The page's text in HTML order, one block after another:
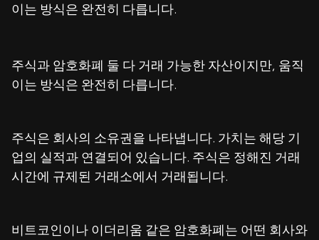
이는 방식은 완전히 다릅니다.
주식과 암호화폐 둘 다 거래 가능한 자산이지만, 움직
이는 방식은 완전히 다릅니다.
주식은 회사의 소유권을 나타냅니다. 가치는 해당 기
업의 실적과 연결되어 있습니다. 주식은 정해진 거래
시간에 규제된 거래소에서 거래됩니다.
비트코인이나 이더리움 같은 암호화폐는 어떤 회사와